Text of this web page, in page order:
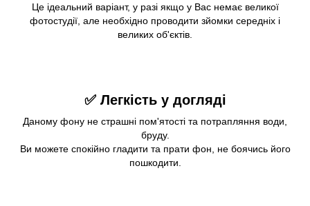
Це ідеальний варіант, у разі якщо у Вас немає великої
фотостудії, але необхідно проводити зйомки середніх і
великих об'єктів.
✅ Легкість у догляді
Даному фону не страшні пом'ятості та потрапляння води,
бруду.
Ви можете спокійно гладити та прати фон, не боячись його
пошкодити.